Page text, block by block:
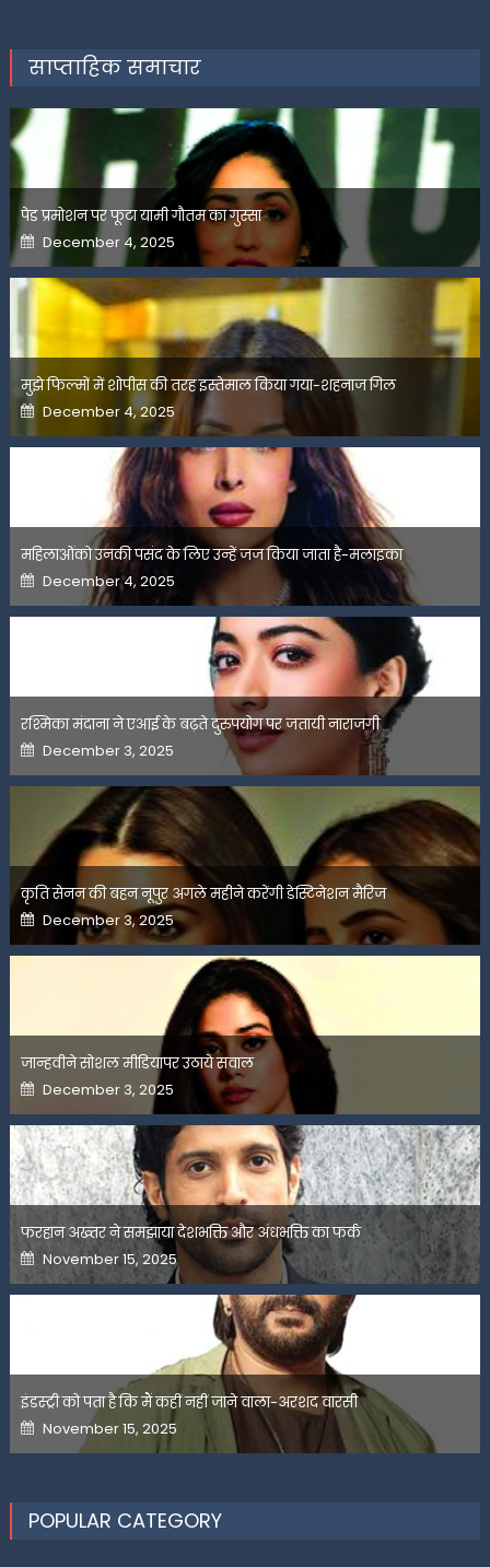
साप्ताहिक समाचार
पेड प्रमोशन पर फूटा यामी गौतम का गुस्सा
Posted
on
December 4, 2025
मुझे फिल्मों में शोपीस की तरह इस्तेमाल किया गया-शहनाज गिल
Posted
on
December 4, 2025
महिलाओंको उनकी पसंद के लिए उन्हें जज किया जाता है-मलाइका
Posted
on
December 4, 2025
रश्मिका मंदाना ने एआई के बढ़ते दुरुपयोग पर जतायी नाराजगी
Posted
on
December 3, 2025
कृति सेनन की बहन नूपुर अगले महीने करेंगी डेस्टिनेशन मैरिज
Posted
on
December 3, 2025
जान्हवीने सोशल मीडियापर उठाये सवाल
Posted
on
December 3, 2025
फरहान अख्तर ने समझाया देशभक्ति और अंधभक्ति का फर्क
Posted
on
November 15, 2025
इंडस्ट्री को पता है कि मैं कहीं नहीं जाने वाला-अरशद वारसी
Posted
on
November 15, 2025
POPULAR CATEGORY